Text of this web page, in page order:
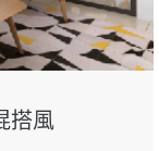
搭風